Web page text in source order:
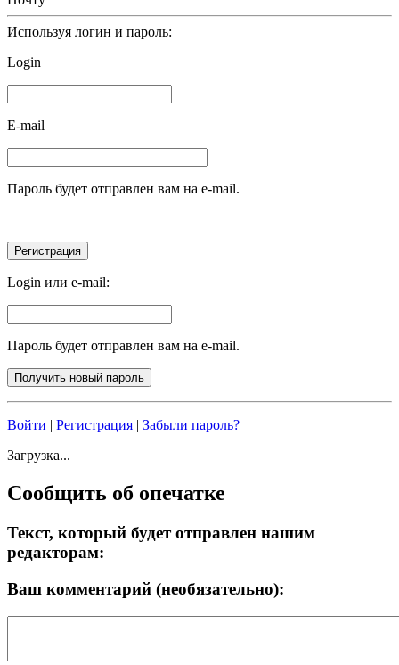
Используя логин и пароль:
Login
E-mail
Пароль будет отправлен вам на e-mail.
Login или e-mail:
Пароль будет отправлен вам на e-mail.
Войти | Регистрация | Забыли пароль?
Загрузка...
Сообщить об опечатке
Текст, который будет отправлен нашим
редакторам:
Ваш комментарий (необязательно):